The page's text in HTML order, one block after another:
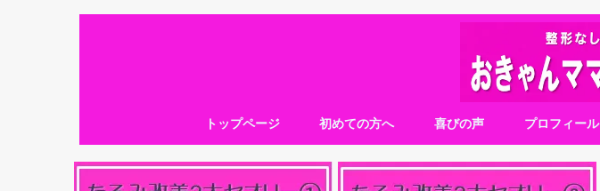
トップページ 初めての方へ 喜びの声 プロフィール